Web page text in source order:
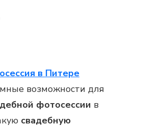
в Питере
возможности для
фотосессии в
свадебную